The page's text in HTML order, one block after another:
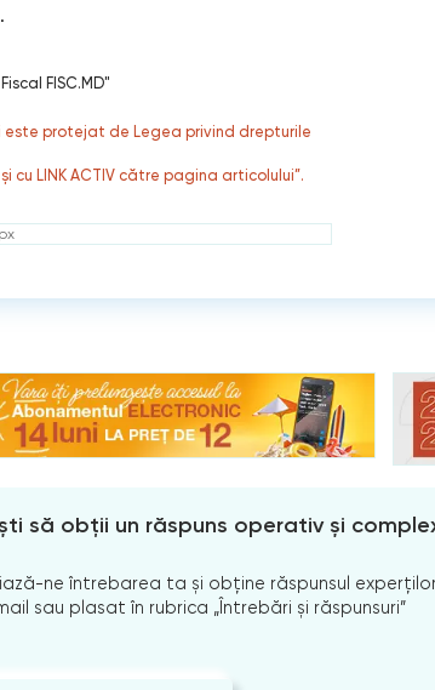
FISC.MD"
este protejat de Legea privind drepturile
cu LINK ACTIV către pagina articolului”.
să obții un răspuns operativ și
ne întrebarea ta și obține răspunsul
sau plasat în rubrica „Întrebări și răspunsuri”